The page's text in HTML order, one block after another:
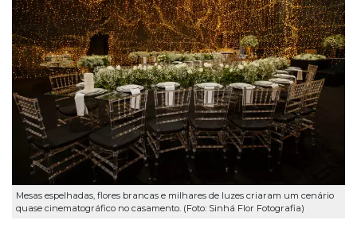
Mesas espelhadas, flores brancas e milhares de luzes criaram um cenário
quase cinematográfico no casamento. (Foto: Sinhá Flor Fotografia)